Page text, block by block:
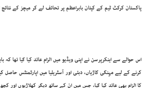
پاکستان کرکٹ ٹیم کے کپتان بابراعظم پر تحائف لے کر میچز کے نتائج
اس حوالے سے اینکرپرسن نے اپنی ویڈیو میں الزام عائد کیا گیا تھا کہ
کرنے کے لیے مہنگی گاڑیاں، دبئی اور آسٹریلیا میں اپارٹمنٹس
کا الزام بھی عائد کیا گیا، جس میں ان کے ساتھ دیگر کھلاڑیوں اور